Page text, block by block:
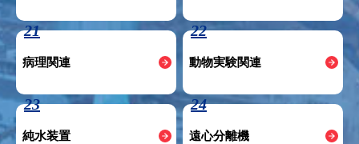
21
病理関連
22
動物実験関連
23
純水装置
24
遠心分離機